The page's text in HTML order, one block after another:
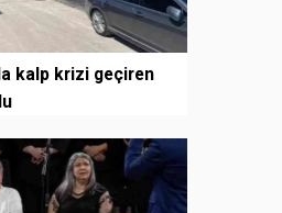
kalp krizi geçiren